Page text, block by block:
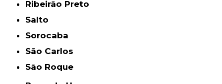
Ribeirão Preto
Salto
Sorocaba
São Carlos
São Roque